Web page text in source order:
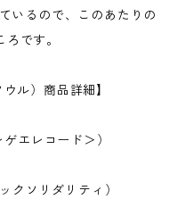
いるので、このあたりの
です。
ル）商品詳細】
エレコード＞）
クソリダリティ）